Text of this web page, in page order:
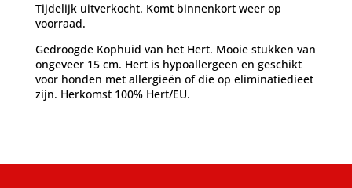
Tijdelijk uitverkocht. Komt binnenkort weer op
voorraad.
Gedroogde Kophuid van het Hert. Mooie stukken van
ongeveer 15 cm. Hert is hypoallergeen en geschikt
voor honden met allergieën of die op eliminatiedieet
zijn. Herkomst 100% Hert/EU.